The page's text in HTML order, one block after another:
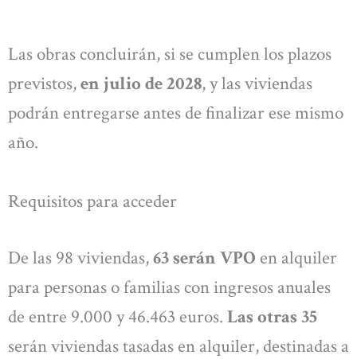
Las obras concluirán, si se cumplen los plazos
previstos,en julio de 2028, y las viviendas
podrán entregarse antes de finalizar ese mismo
año.
Requisitos para acceder
De las 98 viviendas,63 serán VPO en alquiler
para personas o familias con ingresos anuales
de entre 9.000 y 46.463 euros. Las otras 35
serán viviendas tasadas en alquiler, destinadas a